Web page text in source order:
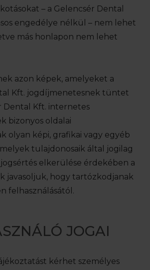
– a Gelencsér Dental
engedélye nélkül – nem lehet
más honlapon nem lehet
azon képek, amelyeket a
Kft. jogdíjmenetesnek tüntet
Dental Kft. internetes
bizonyos oldalai
olyan képi, grafikai vagy egyéb
tulajdonosaik által jogilag
elkerülése érdekében a
javasoljuk, hogy tartózkodjanak
felhasználásától.
JOGAI
kérhet személyes